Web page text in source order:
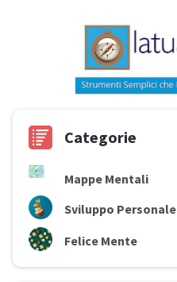
Categorie
Mappe Mentali
Sviluppo Personale
Felice Mente